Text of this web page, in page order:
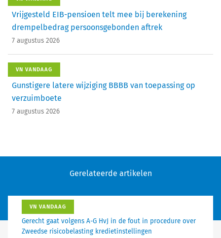
Vrijgesteld EIB-pensioen telt mee bij berekening
drempelbedrag persoonsgebonden aftrek
7 augustus 2026
VN VANDAAG
Gunstigere latere wijziging BBBB van toepassing op
verzuimboete
7 augustus 2026
Gerelateerde artikelen
VN VANDAAG
Gerecht gaat volgens A-G HvJ in de fout in procedure over
Zweedse risicobelasting kredietinstellingen